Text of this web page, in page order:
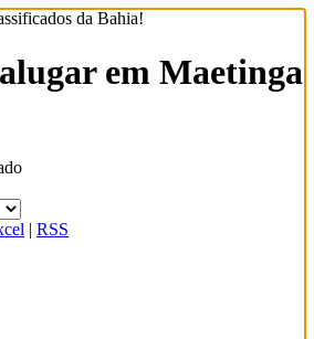
da Bahia!
em Maetinga
| RSS